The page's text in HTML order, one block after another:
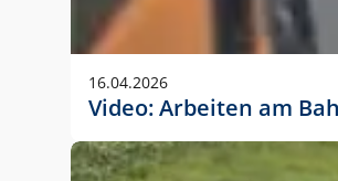
Anwendungsgröße im Layout:
Die Logohöhe beträgt 4 – 10 %
folgende fest definierte
DIN A3 – 15 mm hoch (5 %)
16.04.2026
Video: Arbeiten am